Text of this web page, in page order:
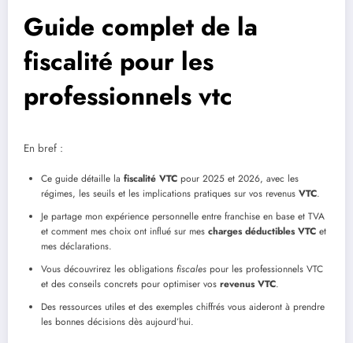
Guide complet de la
fiscalité pour les
professionnels vtc
En bref :
Ce guide détaille la fiscalité VTC pour 2025 et 2026, avec les
régimes, les seuils et les implications pratiques sur vos revenus VTC.
Je partage mon expérience personnelle entre franchise en base et TVA
et comment mes choix ont influé sur mes charges déductibles VTC et
mes déclarations.
Vous découvrirez les obligations fiscales pour les professionnels VTC
et des conseils concrets pour optimiser vos revenus VTC.
Des ressources utiles et des exemples chiffrés vous aideront à prendre
les bonnes décisions dès aujourd’hui.